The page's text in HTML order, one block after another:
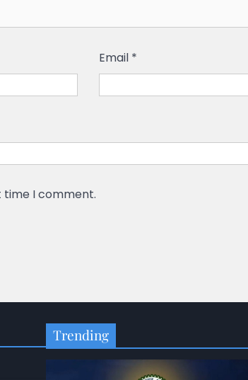
Email *
time I comment.
Trending